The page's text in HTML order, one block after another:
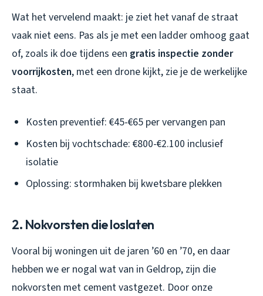
Wat het vervelend maakt: je ziet het vanaf de straat
vaak niet eens. Pas als je met een ladder omhoog gaat
of, zoals ik doe tijdens een gratis inspectie zonder
voorrijkosten, met een drone kijkt, zie je de werkelijke
staat.
Kosten preventief: €45-€65 per vervangen pan
Kosten bij vochtschade: €800-€2.100 inclusief
isolatie
Oplossing: stormhaken bij kwetsbare plekken
2. Nokvorsten die loslaten
Vooral bij woningen uit de jaren ’60 en ’70, en daar
hebben we er nogal wat van in Geldrop, zijn die
nokvorsten met cement vastgezet. Door onze